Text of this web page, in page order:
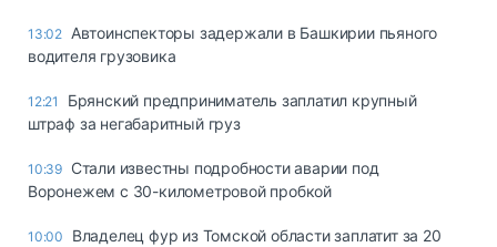
13:02 Автоинспекторы задержали в Башкирии пьяного
водителя грузовика
12:21
Брянский предприниматель заплатил крупный
штраф за негабаритный груз
10:39 Стали известны подробности аварии под
Воронежем с 30-километровой пробкой
10:00
Владелец фур из Томской области заплатит за 20